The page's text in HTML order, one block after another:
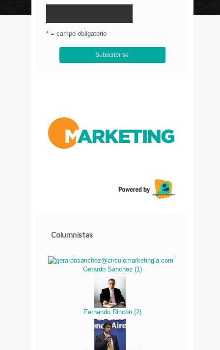
* = campo obligatorio
Columnistas
Gerardo Sanchez (1)
Fernando Rincón (2)
© Circulo Marketing 2016. Todos los derechos
reservados.
Aviso de Privacidad